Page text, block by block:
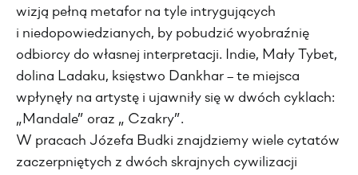
wizją pełną metafor na tyle intrygujących
i niedopowiedzianych, by pobudzić wyobraźnię
odbiorcy do własnej interpretacji. Indie, Mały Tybet,
dolina Ladaku, księstwo Dankhar – te miejsca
wpłynęły na artystę i ujawniły się w dwóch cyklach:
„Mandale” oraz „ Czakry”.
W pracach Józefa Budki znajdziemy wiele cytatów
zaczerpniętych z dwóch skrajnych cywilizacji